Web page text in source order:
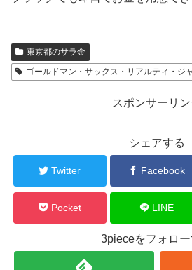
東京都のサラ金
ゴールドマン・サックス・リアルティ・ジ
スポンサーリン
シェアする
Twitter Facebook
Pocket LINE
3pieceをフォロー